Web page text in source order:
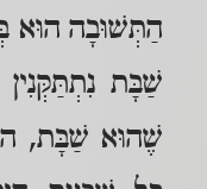
הַתְּשׁוּבָה הוּא
שַׁבָּת
שֶׁהוּא שַׁבָּת,